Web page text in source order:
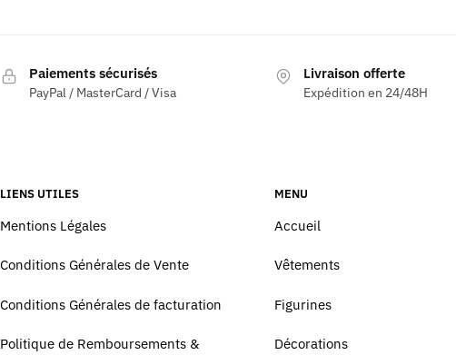
Paiements sécurisés
PayPal / MasterCard / Visa
Livraison offerte
Expédition en 24/48H
LIENS UTILES
Mentions Légales
Conditions Générales de Vente
Conditions Générales de facturation
Politique de Remboursements &
MENU
Accueil
Vêtements
Figurines
Décorations